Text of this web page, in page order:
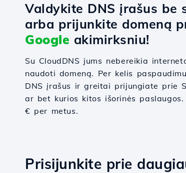
Valdykite DNS įrašus be
arba prijunkite domeną
Google akimirksniu!
Su CloudDNS jums nebereikia
naudoti domeną. Per kelis
DNS įrašus ir greitai prijungiate prie
ar bet kurios kitos išorinės
€ per metus.
Prisijunkite prie